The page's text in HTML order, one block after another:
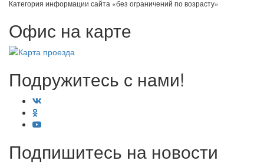
Категория информации сайта «без ограничений по возрасту»
Офис на карте
Подружитесь с нами!
Подпишитесь на новости